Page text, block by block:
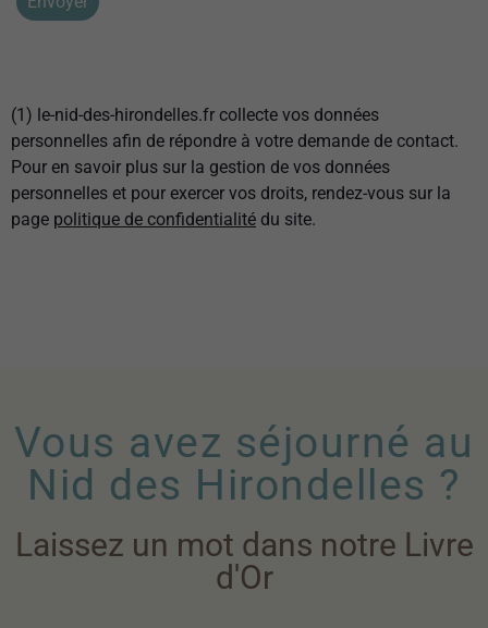
(1) le-nid-des-hirondelles.fr collecte vos données
personnelles afin de répondre à votre demande de contact.
Pour en savoir plus sur la gestion de vos données
personnelles et pour exercer vos droits, rendez-vous sur la
page politique de confidentialité du site.
Vous avez séjourné au
Nid des Hirondelles ?
Laissez un mot dans notre Livre
d'Or